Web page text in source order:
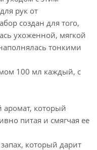
рук от
создан для того,
ухоженной, мягкой
тонкими
100 мл каждый, с
который
питая и смягчая ее
который дарит